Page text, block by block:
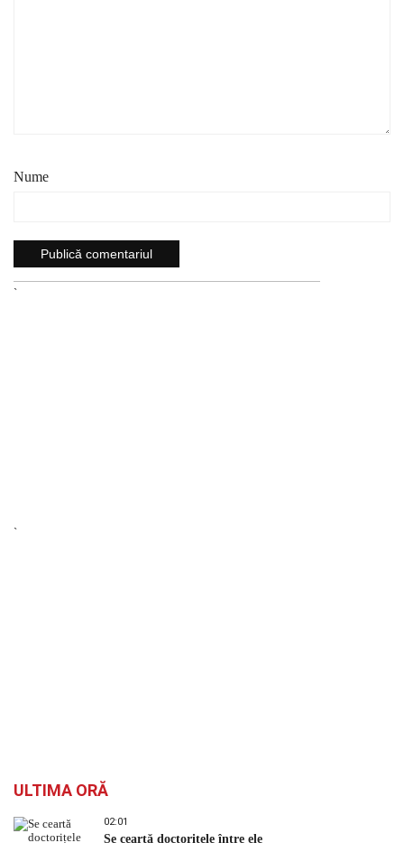
Nume
`
`
ULTIMA ORĂ
02:01
Se ceartă doctorițele între ele